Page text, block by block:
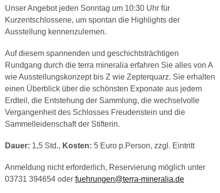
Unser Angebot jeden Sonntag um 10:30 Uhr für
Kurzentschlossene, um spontan die Highlights der
Ausstellung kennenzulernen.
Auf diesem spannenden und geschichtsträchtigen
Rundgang durch die terra mineralia erfahren Sie alles von A
wie Ausstellungskonzept bis Z wie Zepterquarz. Sie erhalten
einen Überblick über die schönsten Exponate aus jedem
Erdteil, die Entstehung der Sammlung, die wechselvolle
Vergangenheit des Schlosses Freudenstein und die
Sammelleidenschaft der Stifterin.
Dauer: 1,5 Std., Kosten: 5 Euro p.Person, zzgl. Eintritt
Anmeldung nicht erforderlich, Reservierung möglich unter
03731 394654 oder fuehrungen@terra-mineralia.de